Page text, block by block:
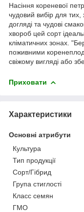
Насіння кореневої
чудовий вибір для тих,
догляді та чудові
хвороб цей сорт
кліматичних зонах.
поживними
свіжому вигляді або
Приховати
Характеристики
Основні атрибути
Культура
Тип продукції
Сорт/Гібрид
Група стиглості
Класс семян
ГМО